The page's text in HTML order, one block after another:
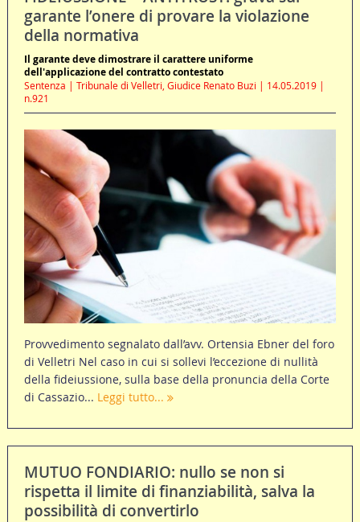
garante l’onere di provare la violazione
della normativa
Il garante deve dimostrare il carattere uniforme
dell'applicazione del contratto contestato
Sentenza | Tribunale di Velletri, Giudice Renato Buzi | 14.05.2019 |
n.921
Provvedimento segnalato dall’avv. Ortensia Ebner del foro
di Velletri Nel caso in cui si sollevi l’eccezione di nullità
della fideiussione, sulla base della pronuncia della Corte
di Cassazio... Leggi tutto...
MUTUO FONDIARIO: nullo se non si
rispetta il limite di finanziabilità, salva la
possibilità di convertirlo